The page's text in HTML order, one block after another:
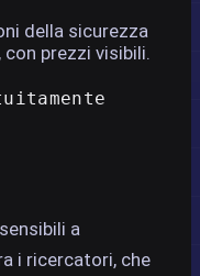
della sicurezza
prezzi visibili.
a
i ricercatori, che